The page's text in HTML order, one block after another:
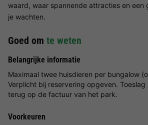
waard, waar spannende attracties en een
je wachten.
Goed om te weten
Belangrijke informatie
Maximaal twee huisdieren per bungalow
Verplicht bij reservering opgeven.
terug op de factuur van het park.
Voorkeuren